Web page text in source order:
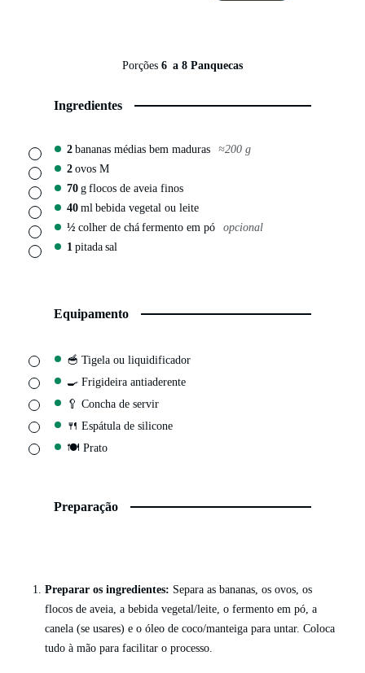
Porções6 a 8 Panquecas
Ingredientes
▢ 2bananas médias bem maduras ≈200 g
▢ 2ovos M
▢ 70gflocos de aveia finos
▢ 40mlbebida vegetal ou leite
▢ ½ colher de cháfermento em pó opcional
▢ 1pitadasal
Equipamento
▢ 🥣 Tigela ou liquidificador
▢ 🍳 Frigideira antiaderente
▢ 🥄 Concha de servir
▢ 🍴 Espátula de silicone
▢ 🍽️ Prato
Preparação
Preparar os ingredientes: Separa as bananas, os ovos, os
flocos de aveia, a bebida vegetal/leite, o fermento em pó, a
canela (se usares) e o óleo de coco/manteiga para untar. Coloca
tudo à mão para facilitar o processo.